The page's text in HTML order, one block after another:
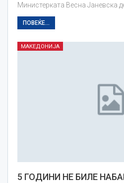
Министерката Весна Јаневска
ПОВЕЌЕ...
МАКЕДОНИЈА
5 ГОДИНИ НЕ БИЛЕ